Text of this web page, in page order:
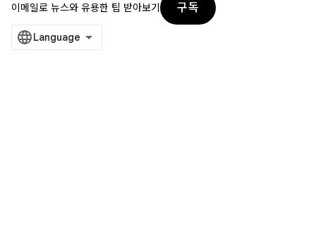
이메일로 뉴스와 유용한 팁 받아보기
구독